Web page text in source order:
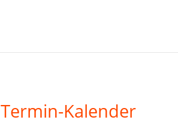
Termin-Kalender